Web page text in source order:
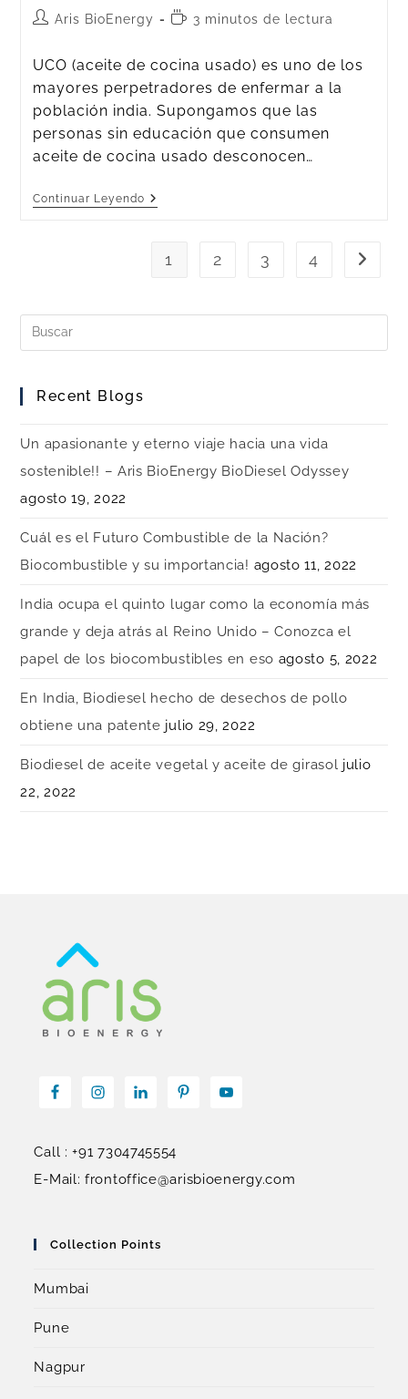
Aris BioEnergy 3 minutos de lectura
UCO (aceite de cocina usado) es uno de los
mayores perpetradores de enfermar a la
población india. Supongamos que las
personas sin educación que consumen
aceite de cocina usado desconocen…
Continuar Leyendo
1 2 3 4
Recent Blogs
Un apasionante y eterno viaje hacia una vida
sostenible!! – Aris BioEnergy BioDiesel Odyssey
agosto 19, 2022
Cuál es el Futuro Combustible de la Nación?
Biocombustible y su importancia! agosto 11, 2022
India ocupa el quinto lugar como la economía más
grande y deja atrás al Reino Unido – Conozca el
papel de los biocombustibles en eso agosto 5, 2022
En India, Biodiesel hecho de desechos de pollo
obtiene una patente julio 29, 2022
Biodiesel de aceite vegetal y aceite de girasol julio
22, 2022
Call : +91 7304745554
E-Mail: frontoffice@arisbioenergy.com
Collection Points
Mumbai
Pune
Nagpur